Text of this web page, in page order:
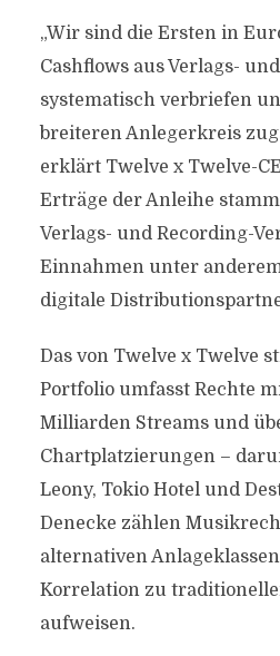
„Wir sind die Ersten in
Cashflows aus Verlags-
systematisch verbriefen
breiteren Anlegerkreis
erklärt Twelve x Twelve-
Erträge der Anleihe
Verlags- und Recording-
Einnahmen unter
digitale
Das von Twelve x Twelve
Portfolio umfasst Rechte
Milliarden Streams und
Chartplatzierungen –
Leony, Tokio Hotel und
Denecke zählen
alternativen
Korrelation zu
aufweisen.